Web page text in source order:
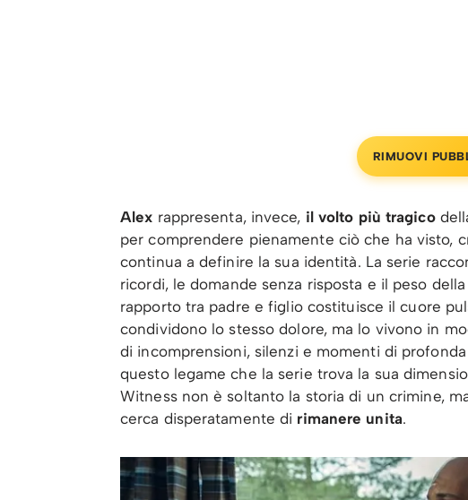
RIMUOVI
Alex rappresenta, invece, il volto più tragico
per comprendere pienamente ciò che ha visto,
continua a definire la sua identità. La serie
ricordi, le domande senza risposta e il peso
rapporto tra padre e figlio costituisce il cuore
condividono lo stesso dolore, ma lo vivono in
di incomprensioni, silenzi e momenti di
questo legame che la serie trova la sua
Witness non è soltanto la storia di un crimine,
cerca disperatamente di rimanere unita.